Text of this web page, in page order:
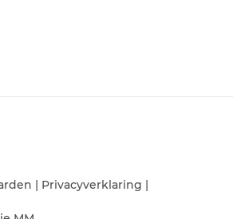
| Privacyverklaring |